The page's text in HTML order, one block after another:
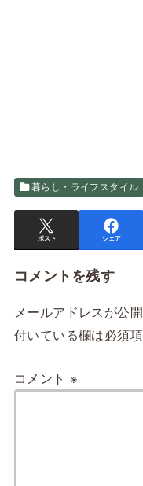
暮らし・ライフスタイル
ポスト シェア
コメントを残す
メールアドレスが公
付いている欄は必須
コメント ※